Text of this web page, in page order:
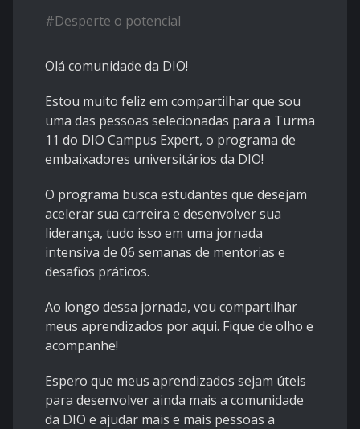
#Desperte o potencial
Olá comunidade da DIO!
Estou muito feliz em compartilhar que sou
uma das pessoas selecionadas para a Turma
11 do DIO Campus Expert, o programa de
embaixadores universitários da DIO!
O programa busca estudantes que desejam
acelerar sua carreira e desenvolver sua
liderança, tudo isso em uma jornada
intensiva de 06 semanas de mentorias e
desafios práticos.
Ao longo dessa jornada, vou compartilhar
meus aprendizados por aqui. Fique de olho e
acompanhe!
Espero que meus aprendizados sejam úteis
para desenvolver ainda mais a comunidade
da DIO e ajudar mais e mais pessoas a